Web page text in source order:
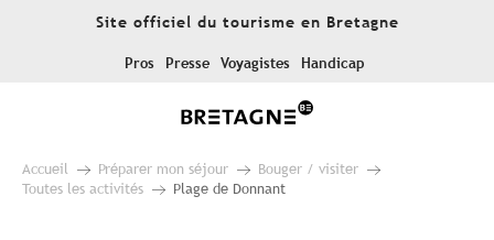
Site officiel du tourisme en Bretagne
Pros Presse Voyagistes Handicap
Accueil Préparer mon séjour
Bouger / visiter
Toutes les activités
Plage de Donnant